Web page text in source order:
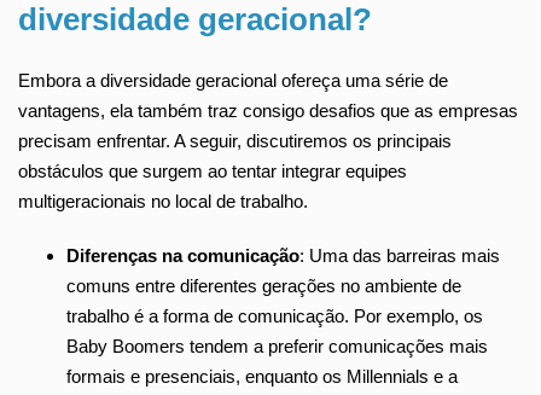
diversidade geracional?
Embora a diversidade geracional ofereça uma série de
vantagens, ela também traz consigo desafios que as empresas
precisam enfrentar. A seguir, discutiremos os principais
obstáculos que surgem ao tentar integrar equipes
multigeracionais no local de trabalho.
Diferenças na comunicação: Uma das barreiras mais
comuns entre diferentes gerações no ambiente de
trabalho é a forma de comunicação. Por exemplo, os
Baby Boomers tendem a preferir comunicações mais
formais e presenciais, enquanto os Millennials e a